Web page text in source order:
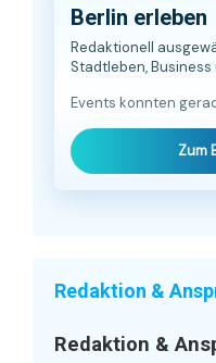
Berlin erleben
Redaktionell
Stadtleben, Business
Events konnten
Zum
Redaktion &
Redaktion &